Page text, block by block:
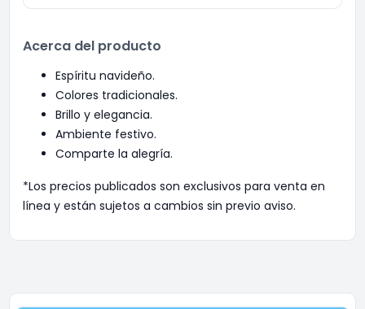
Acerca del producto
Espíritu navideño.
Colores tradicionales.
Brillo y elegancia.
Ambiente festivo.
Comparte la alegría.
*Los precios publicados son exclusivos para venta en
línea y están sujetos a cambios sin previo aviso.